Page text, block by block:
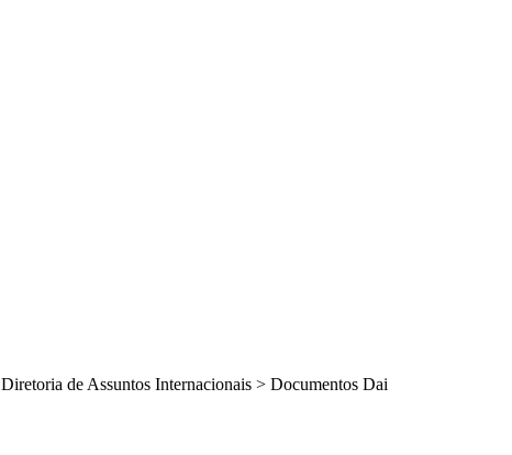
Diretoria de Assuntos Internacionais > Documentos Dai